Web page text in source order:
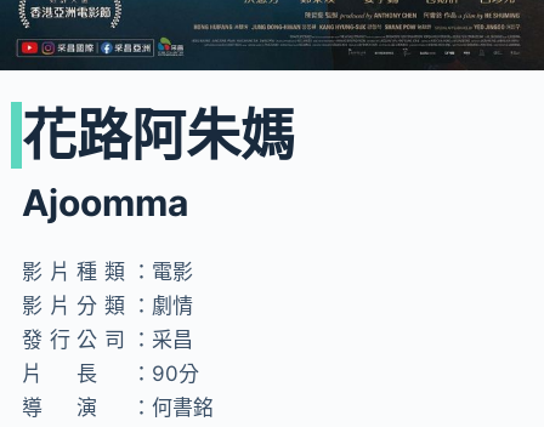
花路阿朱媽
Ajoomma
影片種類： 電影
影片分類： 劇情
發行公司： 采昌
片長： 90分
導演：何書銘